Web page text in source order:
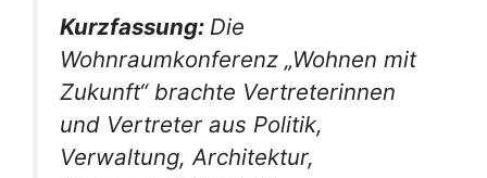
Kurzfassung: Die
Wohnraumkonferenz „Wohnen mit
Zukunft“ brachte Vertreterinnen
und Vertreter aus Politik,
Verwaltung, Architektur,